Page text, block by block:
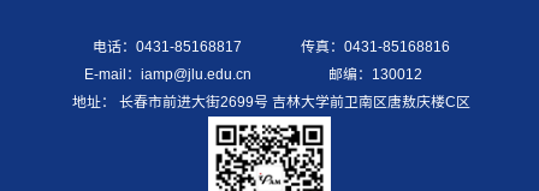
电话：0431-85168817
传真：0431-85168816
E-mail：iamp@jlu.edu.cn
邮编：130012
地址： 长春市前进大街2699号 吉林大学前卫南区唐敖庆楼C区